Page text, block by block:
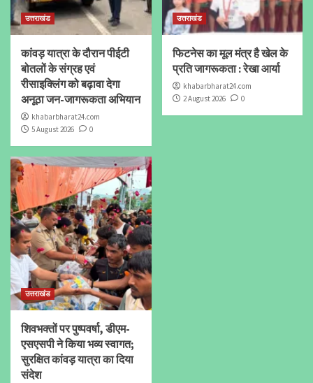
उत्तराखंड
कांवड़ यात्रा के दौरान पीईटी
बोतलों के संग्रह एवं
रीसाइक्लिंग को बढ़ावा देगा
अनूठा जन-जागरूकता अभियान
khabarbharat24.com
5 August 2026
0
उत्तराखंड
फिटनेस का मूल मंत्र है खेल के
प्रति जागरूकता : रेखा आर्या
khabarbharat24.com
2 August 2026
0
उत्तराखंड
शिवभक्तों पर पुष्पवर्षा, डीएम-
एसएसपी ने किया भव्य स्वागत;
सुरक्षित कांवड़ यात्रा का दिया
संदेश